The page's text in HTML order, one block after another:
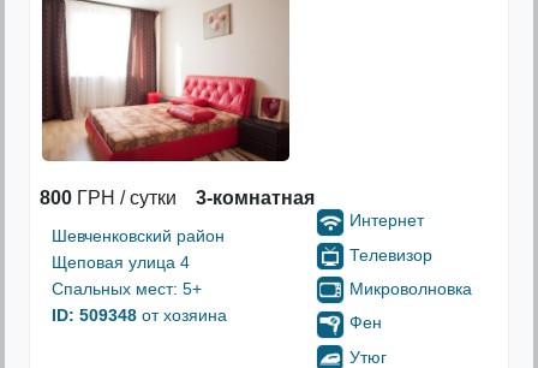
800 ГРН / сутки 3-комнатная
Шевченковский район
Щеповая улица 4
Спальных мест: 5+
ID: 509348 от хозяина
Интернет
Телевизор
Микроволновка
Фен
Утюг